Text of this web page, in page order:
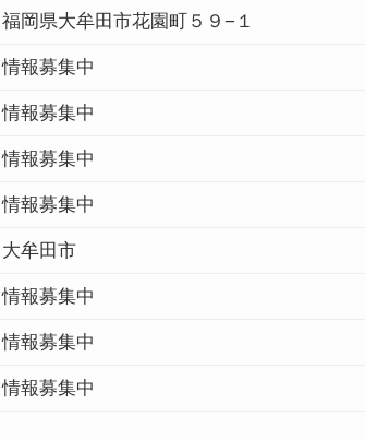
福岡県大牟田市花園町５９−１
情報募集中
情報募集中
情報募集中
情報募集中
大牟田市
情報募集中
情報募集中
情報募集中